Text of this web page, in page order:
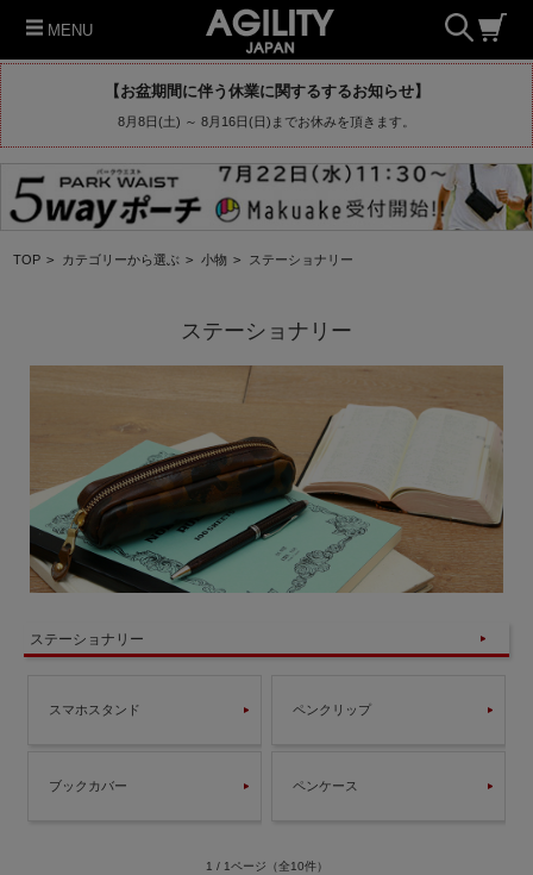
MENU
【お盆期間に伴う休業に関するするお知らせ】
8月8日(土) ～ 8月16日(日)までお休みを頂きます。
TOP > カテゴリーから選ぶ > 小物 > ステーショナリー
ステーショナリー
ステーショナリー
スマホスタンド
ブックカバー
ペンクリップ
ペンケース
1 / 1ページ （全10件）